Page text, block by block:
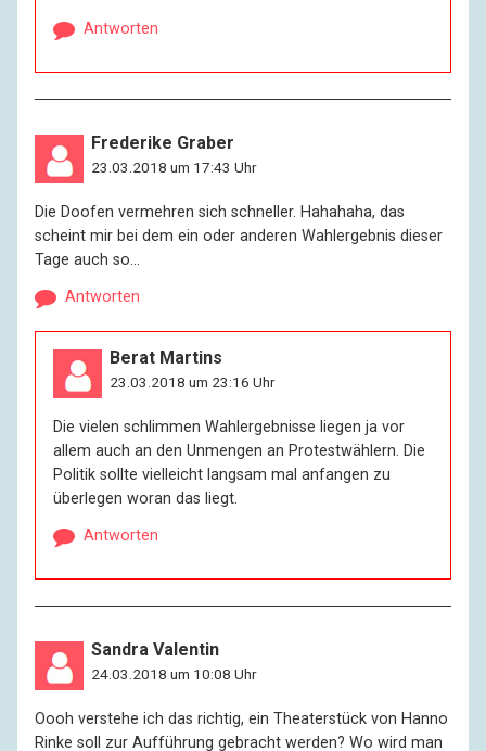
Antworten
Frederike Graber
23.03.2018 um 17:43 Uhr
Die Doofen vermehren sich schneller. Hahahaha, das
scheint mir bei dem ein oder anderen Wahlergebnis dieser
Tage auch so…
Antworten
Berat Martins
23.03.2018 um 23:16 Uhr
Die vielen schlimmen Wahlergebnisse liegen ja vor
allem auch an den Unmengen an Protestwählern. Die
Politik sollte vielleicht langsam mal anfangen zu
überlegen woran das liegt.
Antworten
Sandra Valentin
24.03.2018 um 10:08 Uhr
Oooh verstehe ich das richtig, ein Theaterstück von Hanno
Rinke soll zur Aufführung gebracht werden? Wo wird man